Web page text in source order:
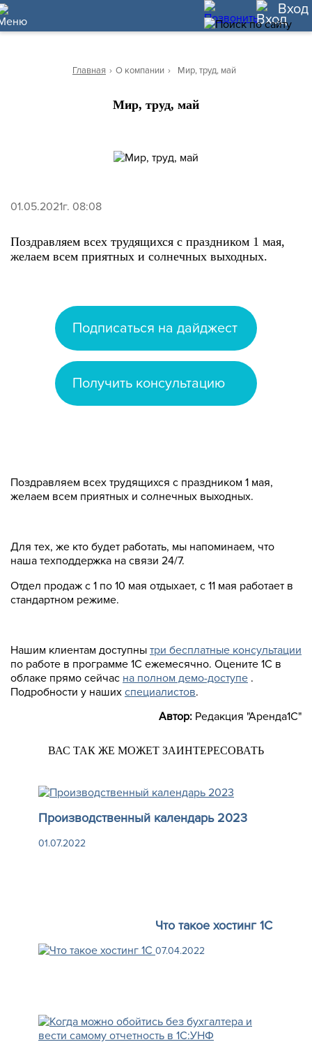
10 Вход
Главная › О компании › Мир, труд, май
Мир, труд, май
01.05.2021г. 08:08
Поздравляем всех трудящихся с праздником 1 мая,
желаем всем приятных и солнечных выходных.
Подписаться на дайджест
Получить консультацию
Поздравляем всех трудящихся с праздником 1 мая,
желаем всем приятных и солнечных выходных.
Для тех, же кто будет работать, мы напоминаем, что
наша техподдержка на связи 24/7.
Отдел продаж с 1 по 10 мая отдыхает, с 11 мая работает в
стандартном режиме.
Нашим клиентам доступны три бесплатные консультации
по работе в программе 1С ежемесячно. Оцените 1С в
облаке прямо сейчас на полном демо-доступе .
Подробности у наших специалистов.
Автор: Редакция "Аренда1С"
ВАС ТАК ЖЕ МОЖЕТ ЗАИНТЕРЕСОВАТЬ
Производственный календарь 2023
01.07.2022
Что такое хостинг 1С
07.04.2022